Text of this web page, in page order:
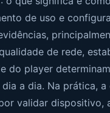
de uso e
de rede,
do player
a dia. Na prática, a
validar dispositivo,